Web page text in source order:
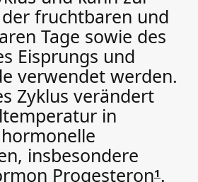
fruchtbaren und
Tage sowie des
Eisprungs und
verwendet werden.
Zyklus verändert
in
insbesondere
Progesteron1.